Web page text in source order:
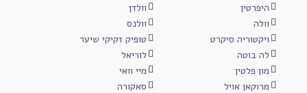
היפרטין
וולדן
וולה
וולנס
ויקטוריה סיקרט
טופיק זקיקי שיער
לה בוטה
לוריאל
מון פלטין
מיי וואי
מרוקאן אויל
סאקורה